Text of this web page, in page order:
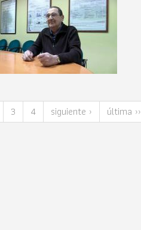
3 4 siguiente › última ››